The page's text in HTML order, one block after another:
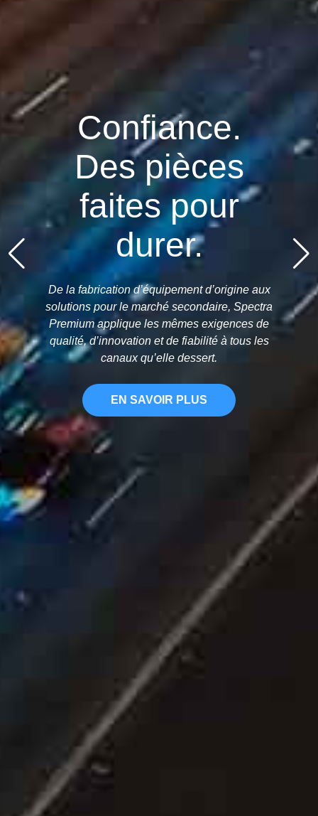
Confiance.
Des pièces
faites pour
durer.
De la fabrication d’équipement d’origine aux
solutions pour le marché secondaire, Spectra
Premium applique les mêmes exigences de
qualité, d’innovation et de fiabilité à tous les
canaux qu’elle dessert.
EN SAVOIR PLUS